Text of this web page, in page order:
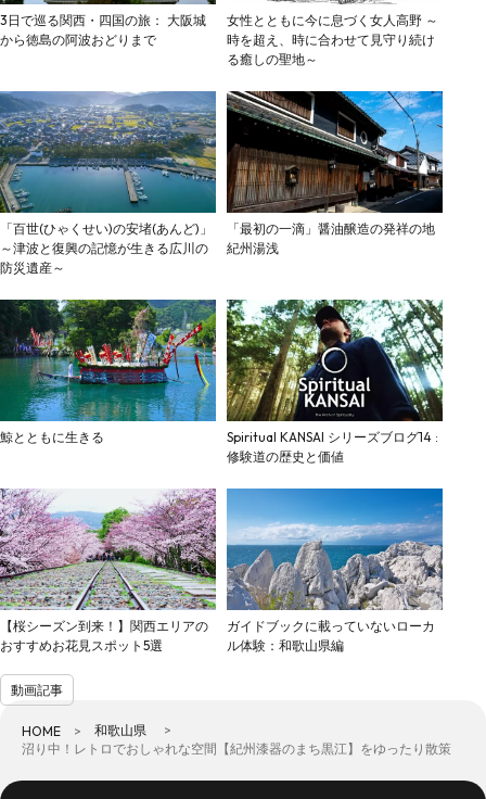
3日で巡る関西・四国の旅： 大阪城
から徳島の阿波おどりまで
女性とともに今に息づく女人高野 ～
時を超え、時に合わせて見守り続け
る癒しの聖地～
「百世(ひゃくせい)の安堵(あんど)」
～津波と復興の記憶が生きる広川の
防災遺産～
「最初の一滴」醤油醸造の発祥の地
紀州湯浅
鯨とともに生きる
Spiritual KANSAI シリーズブログ14 :
修験道の歴史と価値
【桜シーズン到来！】関西エリアの
おすすめお花見スポット5選
ガイドブックに載っていないローカ
ル体験：和歌山県編
動画記事
HOME
和歌山県
沼り中！レトロでおしゃれな空間【紀州漆器のまち黒江】をゆったり散策